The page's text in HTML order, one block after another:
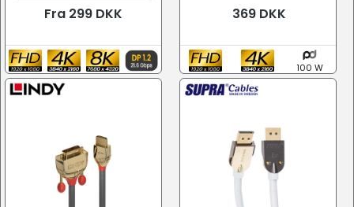
Fra 299 DKK 369 DKK
100 W